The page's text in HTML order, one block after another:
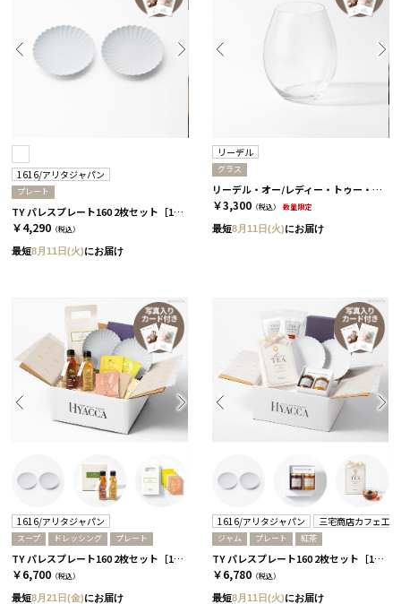
1616/アリタジャパン
プレート
TY パレスプレート160 2枚セット［1616/アリタジャパン］
￥4,290 （税込）
最短8月11日(火)にお届け
リーデル
グラス
リーデル・オー/レディー・トゥー・ドリンク
￥3,300 （税込） 数量限定
最短8月11日(火)にお届け
1616/アリタジャパン
スープ ドレッシング プレート
TY パレスプレート160 2枚セット［1616/アリタジャパン］+ドレッシング+スープ
￥6,700 （税込）
最短8月21日(金)にお届け
1616/アリタジャパン 三宅商店カフェ工房
ジャム プレート 紅茶
TY パレスプレート160 2枚セット［1616/アリタジャパン］+ジャムセット+紅茶
￥6,780 （税込）
最短8月11日(火)にお届け